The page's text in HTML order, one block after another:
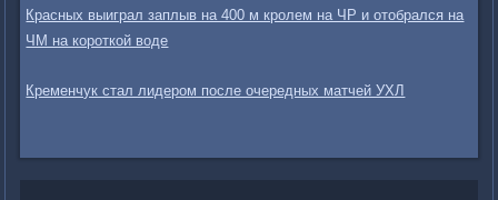
Красных выиграл заплыв на 400 м кролем на ЧР и отобрался на
ЧМ на короткой воде
Кременчук стал лидером после очередных матчей УХЛ